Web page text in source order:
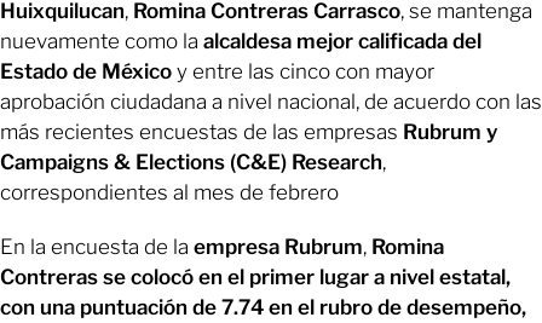
Huixquilucan, Romina Contreras Carrasco, se mantenga
nuevamente como la alcaldesa mejor calificada del
Estado de México y entre las cinco con mayor
aprobación ciudadana a nivel nacional, de acuerdo con las
más recientes encuestas de las empresas Rubrum y
Campaigns & Elections (C&E) Research,
correspondientes al mes de febrero
En la encuesta de la empresa Rubrum, Romina
Contreras se colocó en el primer lugar a nivel estatal,
con una puntuación de 7.74 en el rubro de desempeño,